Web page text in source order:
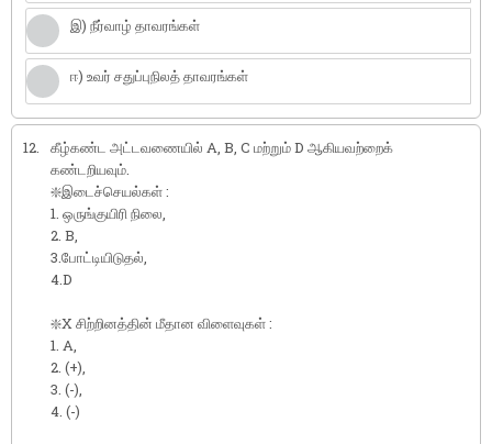
இ) நீர்வாழ் தாவரங்கள்
ஈ) உவர் சதுப்புநிலத் தாவரங்கள்
12.
கீழ்கண்ட அட்டவணையில் A, B, C மற்றும் D ஆகியவற்றைக்
கண்டறியவும்.
❇️இடைச்செயல்கள் :
1. ஒருங்குயிரி நிலை,
2. B,
3.போட்டியிடுதல்,
4.D
❇️X சிற்றினத்தின் மீதான விளைவுகள் :
1. A,
2. (+),
3. (-),
4. (-)